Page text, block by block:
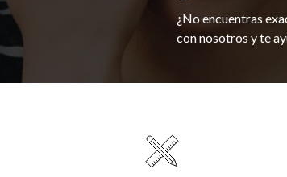
¿No encuentras
con nosotros y te